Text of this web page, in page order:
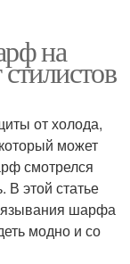
на
от холода,
может
смотрелся
В этой статье
шарфа
модно и со